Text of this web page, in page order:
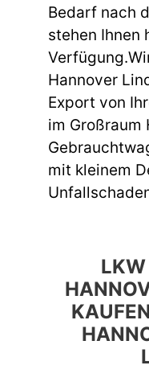
Bedarf nach
stehen Ihnen
Hannover
Export von
im Großraum
mit kleinem